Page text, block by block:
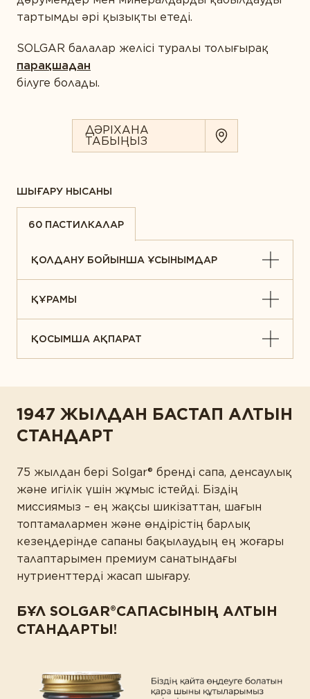
тартымды әрі қызықты етеді.
SOLGAR балалар желісі туралы толығырақ
парақшадан
білуге болады.
ДӘРІХАНА
ТАБЫҢЫЗ
ШЫҒАРУ НЫСАНЫ
60 ПАСТИЛКАЛАР
ҚОЛДАНУ БОЙЫНША ҰСЫНЫМДАР
ҚҰРАМЫ
ҚОСЫМША АҚПАРАТ
1947 ЖЫЛДАН БАСТАП АЛТЫН
СТАНДАРТ
75 жылдан бері Solgar® бренді сапа, денсаулық
және игілік үшін жұмыс істейді. Біздің
миссиямыз – ең жақсы шикізаттан, шағын
топтамалармен және өндірістің барлық
кезеңдерінде сапаны бақылаудың ең жоғары
талаптарымен премиум санатындағы
нутриенттерді жасап шығару.
БҰЛ SOLGAR®САПАСЫНЫҢ АЛТЫН
СТАНДАРТЫ!